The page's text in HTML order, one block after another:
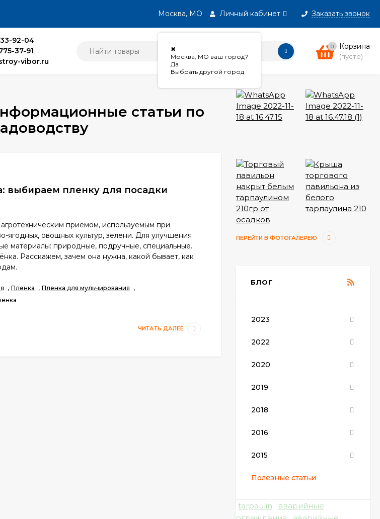
Москва, МО
✖
Москва, МО ваш город?
Да
Выбрать другой город
Личный кабинет Заказать звонок
92-04
37-91
vibor.ru
0 Корзина
(пусто)
выбираем пленку для посадки
приёмом, используемым при
ягодных, овощных культур, зелени. Для улучшения
материалы: природные, подручные, специальные.
Расскажем, зачем она нужна, какой бывает, как
, Пленка , Пленка для мульчирования ,
ЧИТАТЬ ДАЛЕЕ
ПЕРЕЙТИ В ФОТОГАЛЕРЕЮ
БЛОГ
2023
2022
2020
2019
2018
2016
2015
Полезные статьи
tarpaulin
аварийные